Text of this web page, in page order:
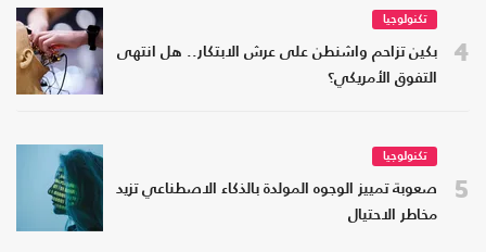
4
تكنولوجيا
بكين تزاحم واشنطن على عرش الابتكار.. هل انتهى
التفوق الأمريكي؟
5
تكنولوجيا
صعوبة تمييز الوجوه المولدة بالذكاء الاصطناعي تزيد
مخاطر الاحتيال